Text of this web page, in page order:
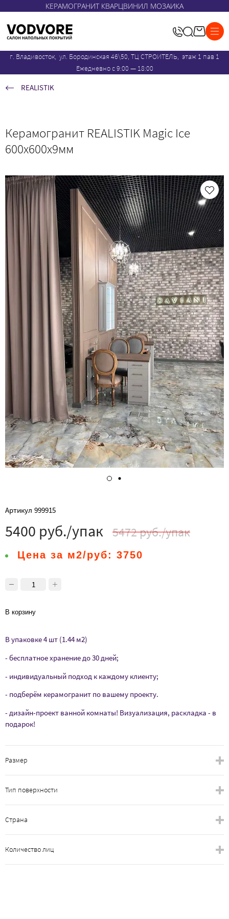
КЕРАМОГРАНИТ КВАРЦВИНИЛ МОЗАИКА
г. Владивосток, ул. Бородинская 46\50, ТЦ СТРОИТЕЛЬ, этаж 1 пав 1
Ежедневно с 9:00 — 18:00
REALISTIK
Керамогранит REALISTIK Magic Ice
600х600х9мм
Артикул 999915
5400 руб./упак 5472 руб./упак
Цена за м2/руб: 3750
В корзину
В упаковке 4 шт (1.44 м2)
- бесплатное хранение до 30 дней;
- индивидуальный подход к каждому клиенту;
- подберём керамогранит по вашему проекту.
- дизайн-проект ванной комнаты! Визуализация, раскладка - в
подарок!
Размер
Тип поверхности
Страна
Количество лиц